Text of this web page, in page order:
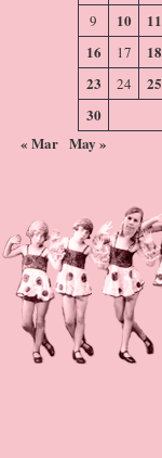
9
10 11
16
17 18
23
24 25
30
« Mar May »